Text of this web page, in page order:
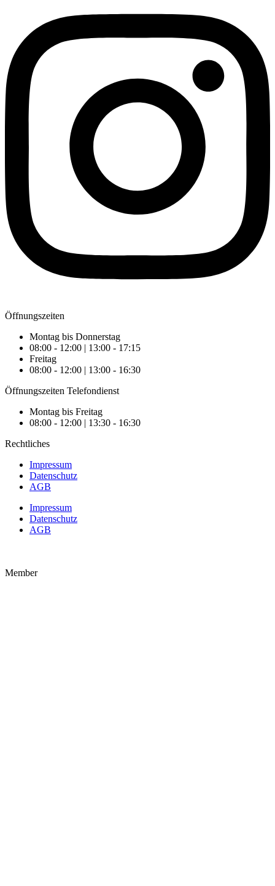
Öffnungszeiten
Montag bis Donnerstag
08:00 - 12:00 | 13:00 - 17:15
Freitag
08:00 - 12:00 | 13:00 - 16:30
Öffnungszeiten Telefondienst
Montag bis Freitag
08:00 - 12:00 | 13:30 - 16:30
Rechtliches
Impressum
Datenschutz
AGB
Impressum
Datenschutz
AGB
Member